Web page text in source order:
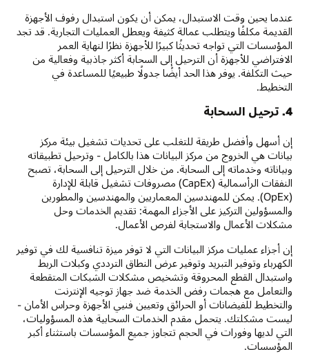
عندما يحين وقت الاستبدال، يمكن أن يكون استبدال رفوف الأجهزة
القديمة مكلفًا ويتطلب عمالة كثيفة ويعطل العمليات التجارية. قد تجد
المؤسسات التي تواجه تحديثًا كبيرًا للأجهزة نظرًا لنهاية العمر
الافتراضي للأجهزة أن الترحيل إلى السحابة أكثر جاذبية وفعالية من
حيث التكلفة. يوفر هذا الحد أيضًا جدولًا طبيعيًا للمساعدة في
التخطيط.
4. ترحيل السحابة
إن أسهل وأفضل طريقة للتغلب على تحديات تشغيل بيئة مركز
بيانات هي الخروج من مركز البيانات هذا بالكامل - وترحيل تطبيقاته
وبياناته وخدماته إلى السحابة. من خلال الترحيل إلى السحابة، تصبح
النفقات الرأسمالية (CapEx) مصروفات تشغيل قابلة للإدارة
(OpEx). يمكن للمهندسين المعماريين والمهندسين والمطورين
والمسؤولين التركيز على الأجزاء المهمة: تقديم الخدمات وحل
مشكلات الأعمال والاستجابة لفرص الأعمال.
إن أجزاء عمليات مركز البيانات التي لا توفر ميزة تنافسية لك في توفير
الكهرباء وتوفير التبريد وتوفير عرض النطاق الترددي وكبلات الربط
واستبدال القطع المحروقة وتشخيص مشكلات الشبكات المتقطعة
والتعامل مع هجمات رفض الخدمة ضد جهاز توجيه الإنترنت
والتخطيط للفيضانات أو الحرائق وتعيين فنيي الأجهزة وحراس الأمان -
ليست مشكلتك. يتحمل مقدم الخدمات السحابية هذه المسؤوليات،
التي لديها وفورات في الحجم تتجاوز جميع المؤسسات باستثناء أكبر
المؤسسات.